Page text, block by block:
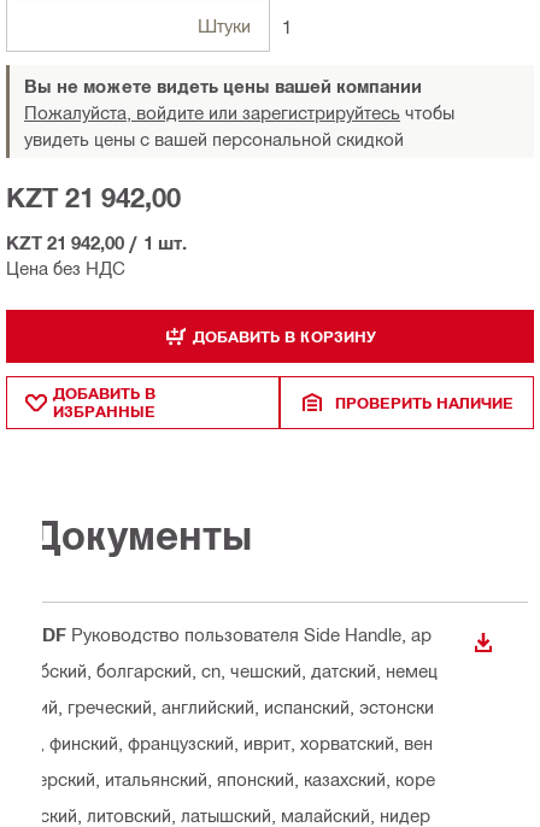
Штуки 1
Вы не можете видеть цены вашей компании
Пожалуйста, войдите или зарегистрируйтесь чтобы
увидеть цены с вашей персональной скидкой
Цена без НДС
KZT 21 942,00
KZT 21 942,00 / 1 шт.
ДОБАВИТЬ В КОРЗИНУ
ДОБАВИТЬ В
ИЗБРАННЫЕ
ПРОВЕРИТЬ НАЛИЧИЕ
Документы
PDF Руководство пользователя Side Handle , ар
абский, болгарский, cn, чешский, датский, немец
кий, греческий, английский, испанский, эстонски
й, финский, французский, иврит, хорватский, вен
герский, итальянский, японский, казахский, коре
йский, литовский, латышский, малайский, нидер